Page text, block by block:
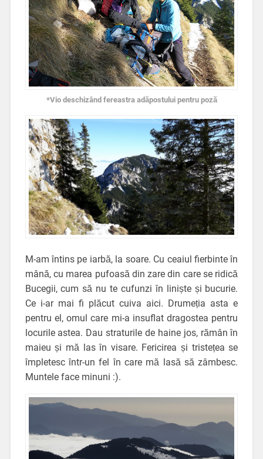
*Vio deschizând fereastra adăpostului pentru poză
M-am întins pe iarbă, la soare. Cu ceaiul fierbinte în
mână, cu marea pufoasă din zare din care se ridică
Bucegii, cum să nu te cufunzi în liniște și bucurie.
Ce i-ar mai fi plăcut cuiva aici. Drumeția asta e
pentru el, omul care mi-a insuflat dragostea pentru
locurile astea. Dau straturile de haine jos, rămân în
maieu și mă las în visare. Fericirea și tristețea se
împletesc într-un fel în care mă lasă să zâmbesc.
Muntele face minuni :).